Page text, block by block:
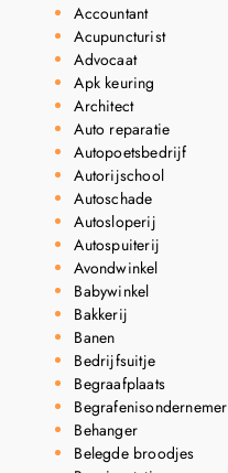
Accountant
Acupuncturist
Advocaat
Apk keuring
Architect
Auto reparatie
Autopoetsbedrijf
Autorijschool
Autoschade
Autosloperij
Autospuiterij
Avondwinkel
Babywinkel
Bakkerij
Banen
Bedrijfsuitje
Begraafplaats
Begrafenisondernemer
Behanger
Belegde broodjes